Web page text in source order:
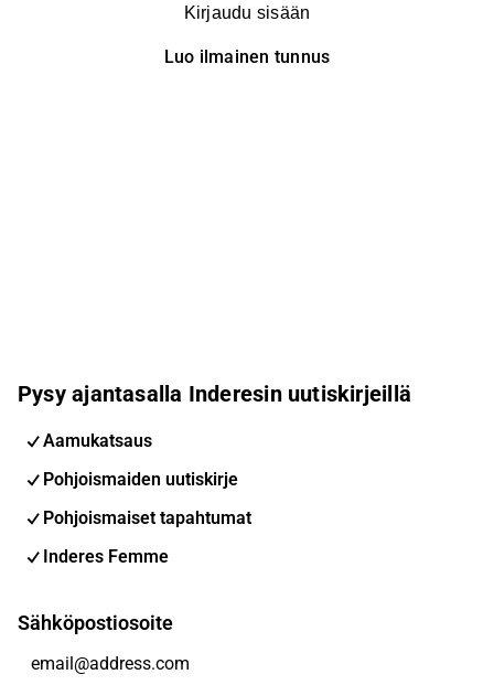
Kirjaudu sisään
Luo ilmainen tunnus
Pysy ajantasalla Inderesin uutiskirjeillä
Aamukatsaus
Pohjoismaiden uutiskirje
Pohjoismaiset tapahtumat
Inderes Femme
Sähköpostiosoite